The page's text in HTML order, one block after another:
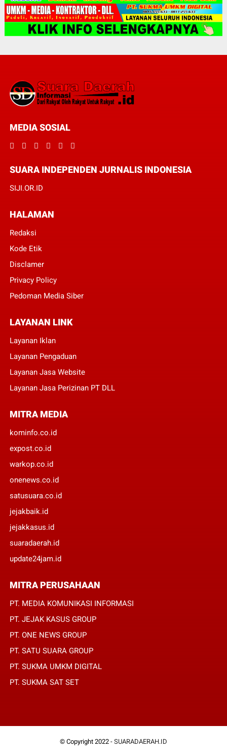
MEDIA SOSIAL
SUARA INDEPENDEN JURNALIS INDONESIA
SIJI.OR.ID
HALAMAN
Redaksi
Kode Etik
Disclamer
Privacy Policy
Pedoman Media Siber
LAYANAN LINK
Layanan Iklan
Layanan Pengaduan
Layanan Jasa Website
Layanan Jasa Perizinan PT DLL
MITRA MEDIA
kominfo.co.id
expost.co.id
warkop.co.id
onenews.co.id
satusuara.co.id
jejakbaik.id
jejakkasus.id
suaradaerah.id
update24jam.id
MITRA PERUSAHAAN
PT. MEDIA KOMUNIKASI INFORMASI
PT. JEJAK KASUS GROUP
PT. ONE NEWS GROUP
PT. SATU SUARA GROUP
PT. SUKMA UMKM DIGITAL
PT. SUKMA SAT SET
© Copyright 2022 - SUARADAERAH.ID